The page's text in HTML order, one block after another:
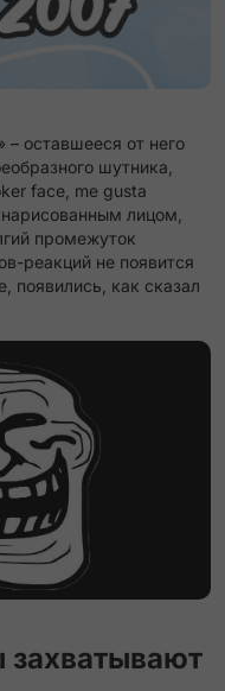
оставшееся от него
шутника,
face, me gusta
лицом,
промежуток
реакций не появится
появились, как сказал